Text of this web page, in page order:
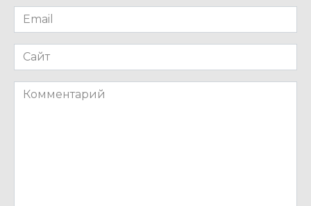
Email
*
Сайт
Комментарий